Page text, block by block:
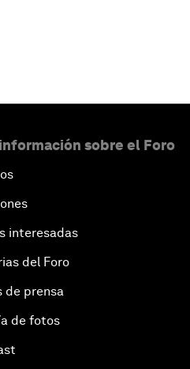
sobre el Foro
interesadas
del Foro
de prensa
de fotos